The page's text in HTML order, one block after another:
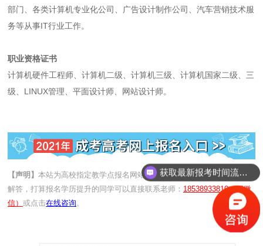
部门、各类计算机专业化公司、广告设计制作公司、汽车营销技术服
务等从事IT行业工作。
职业资格证书
计算机硬件工程师、计算机二级、计算机三级、计算机国家二级、三
级、LINUX管理、平面设计师、网站设计师。
【声明】 本站为高校指定教学点报名网站，负责河南省成人学历提升政策
解答，打算报名学历提升的同学可以直接联系老师： 18538933810（同微
信） 或点击在线咨询 。
获取最新报考时间流程！